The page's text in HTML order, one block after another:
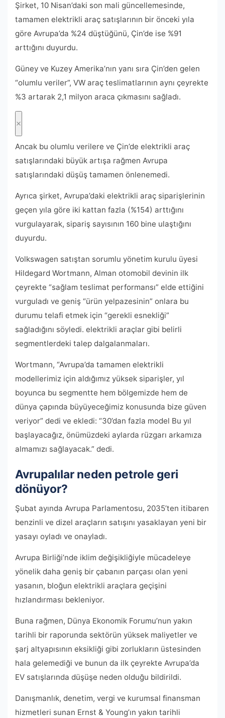
Şirket, 10 Nisan’daki son mali güncellemesinde,
tamamen elektrikli araç satışlarının bir önceki yıla
göre Avrupa’da %24 düştüğünü, Çin’de ise %91
arttığını duyurdu.
Güney ve Kuzey Amerika’nın yanı sıra Çin’den gelen
“olumlu veriler”, VW araç teslimatlarının aynı çeyrekte
%3 artarak 2,1 milyon araca çıkmasını sağladı.
Ancak bu olumlu verilere ve Çin’de elektrikli araç
satışlarındaki büyük artışa rağmen Avrupa
satışlarındaki düşüş tamamen önlenemedi.
Ayrıca şirket, Avrupa’daki elektrikli araç siparişlerinin
geçen yıla göre iki kattan fazla (%154) arttığını
vurgulayarak, sipariş sayısının 160 bine ulaştığını
duyurdu.
Volkswagen satıştan sorumlu yönetim kurulu üyesi
Hildegard Wortmann, Alman otomobil devinin ilk
çeyrekte “sağlam teslimat performansı” elde ettiğini
vurguladı ve geniş “ürün yelpazesinin” onlara bu
durumu telafi etmek için “gerekli esnekliği”
sağladığını söyledi. elektrikli araçlar gibi belirli
segmentlerdeki talep dalgalanmaları.
Wortmann, “Avrupa’da tamamen elektrikli
modellerimiz için aldığımız yüksek siparişler, yıl
boyunca bu segmentte hem bölgemizde hem de
dünya çapında büyüyeceğimiz konusunda bize güven
veriyor” dedi ve ekledi: “30’dan fazla model Bu yıl
başlayacağız, önümüzdeki aylarda rüzgarı arkamıza
almamızı sağlayacak.” dedi.
Avrupalılar neden petrole geri
dönüyor?
Şubat ayında Avrupa Parlamentosu, 2035’ten itibaren
benzinli ve dizel araçların satışını yasaklayan yeni bir
yasayı oyladı ve onayladı.
Avrupa Birliği’nde iklim değişikliğiyle mücadeleye
yönelik daha geniş bir çabanın parçası olan yeni
yasanın, bloğun elektrikli araçlara geçişini
hızlandırması bekleniyor.
Buna rağmen, Dünya Ekonomik Forumu’nun yakın
tarihli bir raporunda sektörün yüksek maliyetler ve
şarj altyapısının eksikliği gibi zorlukların üstesinden
hala gelemediği ve bunun da ilk çeyrekte Avrupa’da
EV satışlarında düşüşe neden olduğu bildirildi.
Danışmanlık, denetim, vergi ve kurumsal finansman
hizmetleri sunan Ernst & Young’ın yakın tarihli